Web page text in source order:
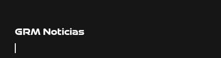
GRM Noticias